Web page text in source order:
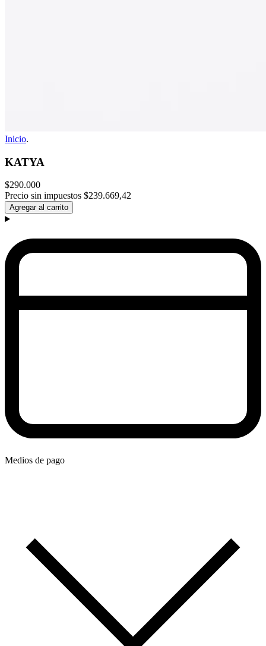
Inicio.
KATYA
$290.000
Precio sin impuestos $239.669,42
Agregar al carrito
Medios de pago